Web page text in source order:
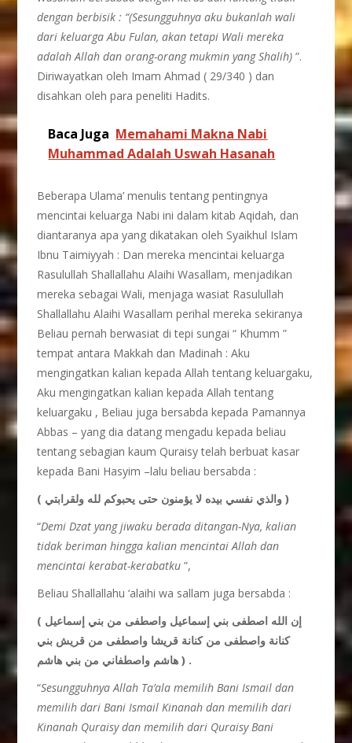
dengan berbisik : “(Sesungguhnya aku bukanlah wali
dari keluarga Abu Fulan, akan tetapi Wali mereka
adalah Allah dan orang-orang mukmin yang Shalih) ”.
Diriwayatkan oleh Imam Ahmad ( 29/340 ) dan
disahkan oleh para peneliti Hadits.
Baca Juga Memahami Makna Nabi
Muhammad Adalah Uswah Hasanah
Beberapa Ulama’ menulis tentang pentingnya
mencintai keluarga Nabi ini dalam kitab Aqidah, dan
diantaranya apa yang dikatakan oleh Syaikhul Islam
Ibnu Taimiyyah : Dan mereka mencintai keluarga
Rasulullah Shallallahu Alaihi Wasallam, menjadikan
mereka sebagai Wali, menjaga wasiat Rasulullah
Shallallahu Alaihi Wasallam perihal mereka sekiranya
Beliau pernah berwasiat di tepi sungai “ Khumm ”
tempat antara Makkah dan Madinah : Aku
mengingatkan kalian kepada Allah tentang keluargaku,
Aku mengingatkan kalian kepada Allah tentang
keluargaku , Beliau juga bersabda kepada Pamannya
Abbas – yang dia datang mengadu kepada beliau
tentang sebagian kaum Quraisy telah berbuat kasar
kepada Bani Hasyim –lalu beliau bersabda :
( والذي نفسي بيده لا يؤمنون حتى يحبوكم لله ولقرابتي )
“Demi Dzat yang jiwaku berada ditangan-Nya, kalian
tidak beriman hingga kalian mencintai Allah dan
mencintai kerabat-kerabatku ”,
Beliau Shallallahu ‘alaihi wa sallam juga bersabda :
( إن الله اصطفى بني إسماعيل واصطفى من بني إسماعيل
كنانة واصطفى من كنانة قريشا واصطفى من قريش بني
هاشم واصطفاني من بني هاشم ) .
“Sesungguhnya Allah Ta’ala memilih Bani Ismail dan
memilih dari Bani Ismail Kinanah dan memilih dari
Kinanah Quraisy dan memilih dari Quraisy Bani